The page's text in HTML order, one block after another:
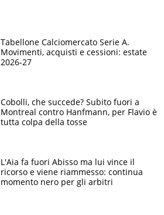
Tabellone Calciomercato Serie A.
Movimenti, acquisti e cessioni: estate
2026-27
Cobolli, che succede? Subito fuori a
Montreal contro Hanfmann, per Flavio è
tutta colpa della tosse
L'Aia fa fuori Abisso ma lui vince il
ricorso e viene riammesso: continua
momento nero per gli arbitri